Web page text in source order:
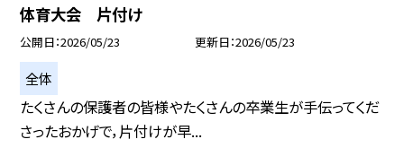
体育大会 片付け
公開日 2026/05/23 更新日 2026/05/23
全体
たくさんの保護者の皆様やたくさんの卒業生が手伝ってくだ
さったおかげで，片付けが早...